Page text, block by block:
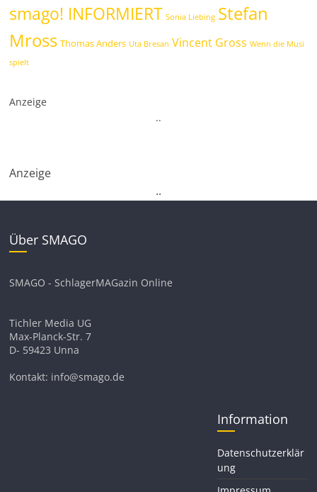
smago! INFORMIERT Sonia Liebing Stefan
Mross Thomas Anders Uta Bresan Vincent Gross Wenn die Musi
spielt
Anzeige
..
Anzeige
..
Über SMAGO
SMAGO - SchlagerMAGazin Online
Tichler Media UG
Max-Planck-Str. 7
D- 59423 Unna
Kontakt: info@smago.de
Information
Datenschutzerklär
ung